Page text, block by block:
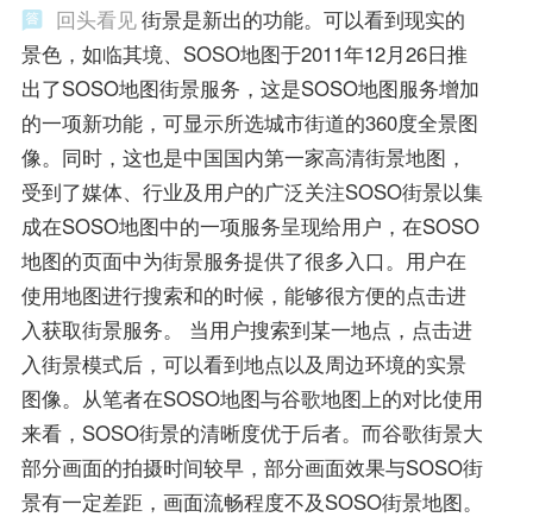
回头看见街景是新出的功能。可以看到现实的
景色，如临其境、SOSO地图于2011年12月26日推
出了SOSO地图街景服务，这是SOSO地图服务增加
的一项新功能，可显示所选城市街道的360度全景图
像。同时，这也是中国国内第一家高清街景地图，
受到了媒体、行业及用户的广泛关注SOSO街景以集
成在SOSO地图中的一项服务呈现给用户，在SOSO
地图的页面中为街景服务提供了很多入口。用户在
使用地图进行搜索和的时候，能够很方便的点击进
入获取街景服务。 当用户搜索到某一地点，点击进
入街景模式后，可以看到地点以及周边环境的实景
图像。从笔者在SOSO地图与谷歌地图上的对比使用
来看，SOSO街景的清晰度优于后者。而谷歌街景大
部分画面的拍摄时间较早，部分画面效果与SOSO街
景有一定差距，画面流畅程度不及SOSO街景地图。